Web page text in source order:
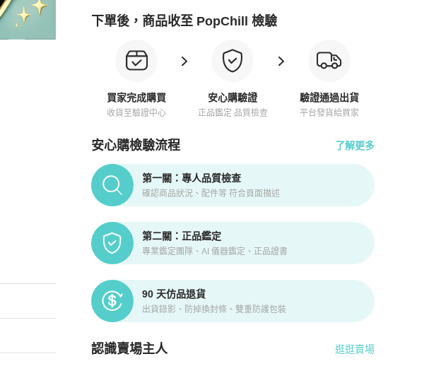
下單後，商品收至 PopChill 檢驗
買家完成購買
收貨至驗證中心
安心購驗證
正品鑑定 品質檢查
驗證通過出貨
平台發貨給買家
安心購檢驗流程 了解更多
PopChill拍拍圈正品驗證、安心購檢驗流程介紹
第一關：專人品質檢查
確認商品狀況、配件等 符合頁面描述
第二關：正品鑑定
專業鑑定團隊、AI 儀器鑑定、正品證書
90 天仿品退貨
出貨錄影、防掉換封條、雙重防護包裝
認識賣場主人
PopChill 拍拍圈嚴選賣家 維物VÉWOO嚴選全新/二手精品
逛逛賣場